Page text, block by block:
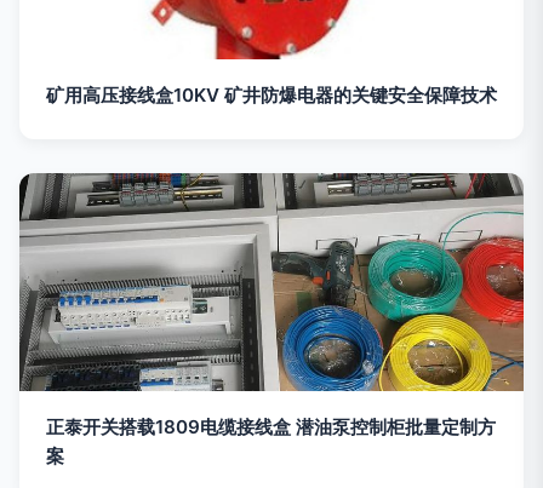
矿用高压接线盒10KV 矿井防爆电器的关键安全保障技术
正泰开关搭载1809电缆接线盒 潜油泵控制柜批量定制方
案